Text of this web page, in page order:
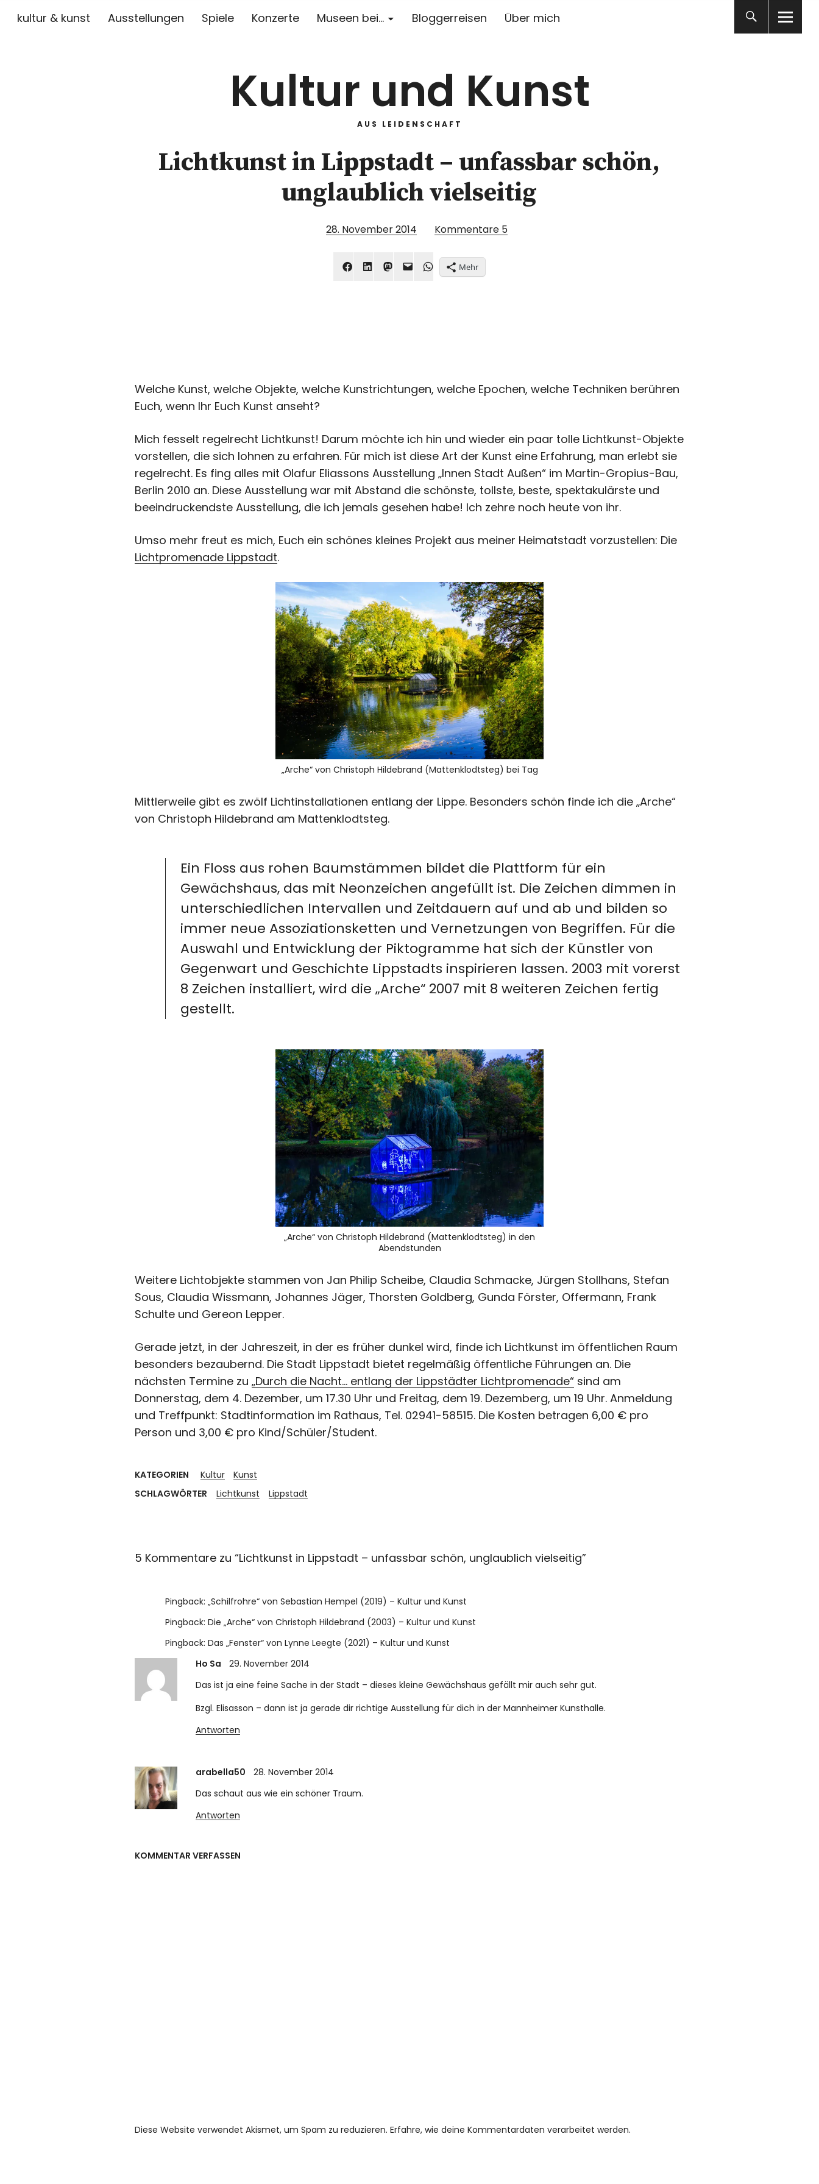
kultur & kunst Ausstellungen Spiele Konzerte Museen bei… Bloggerreisen Über mich
Kultur und Kunst
AUS LEIDENSCHAFT
Lichtkunst in Lippstadt – unfassbar schön,
unglaublich vielseitig
28. November 2014 Kommentare 5
Mehr
Welche Kunst, welche Objekte, welche Kunstrichtungen, welche Epochen, welche Techniken berühren
Euch, wenn Ihr Euch Kunst anseht?
Mich fesselt regelrecht Lichtkunst! Darum möchte ich hin und wieder ein paar tolle Lichtkunst-Objekte
vorstellen, die sich lohnen zu erfahren. Für mich ist diese Art der Kunst eine Erfahrung, man erlebt sie
regelrecht. Es fing alles mit Olafur Eliassons Ausstellung „Innen Stadt Außen“ im Martin-Gropius-Bau,
Berlin 2010 an. Diese Ausstellung war mit Abstand die schönste, tollste, beste, spektakulärste und
beeindruckendste Ausstellung, die ich jemals gesehen habe! Ich zehre noch heute von ihr.
Umso mehr freut es mich, Euch ein schönes kleines Projekt aus meiner Heimatstadt vorzustellen: Die
Lichtpromenade Lippstadt.
„Arche“ von Christoph Hildebrand (Mattenklodtsteg) bei Tag
Mittlerweile gibt es zwölf Lichtinstallationen entlang der Lippe. Besonders schön finde ich die „Arche“
von Christoph Hildebrand am Mattenklodtsteg.
Ein Floss aus rohen Baumstämmen bildet die Plattform für ein
Gewächshaus, das mit Neonzeichen angefüllt ist. Die Zeichen dimmen in
unterschiedlichen Intervallen und Zeitdauern auf und ab und bilden so
immer neue Assoziationsketten und Vernetzungen von Begriffen. Für die
Auswahl und Entwicklung der Piktogramme hat sich der Künstler von
Gegenwart und Geschichte Lippstadts inspirieren lassen. 2003 mit vorerst
8 Zeichen installiert, wird die „Arche“ 2007 mit 8 weiteren Zeichen fertig
gestellt.
„Arche“ von Christoph Hildebrand (Mattenklodtsteg) in den
Abendstunden
Weitere Lichtobjekte stammen von Jan Philip Scheibe, Claudia Schmacke, Jürgen Stollhans, Stefan
Sous, Claudia Wissmann, Johannes Jäger, Thorsten Goldberg, Gunda Förster, Offermann, Frank
Schulte und Gereon Lepper.
Gerade jetzt, in der Jahreszeit, in der es früher dunkel wird, finde ich Lichtkunst im öffentlichen Raum
besonders bezaubernd. Die Stadt Lippstadt bietet regelmäßig öffentliche Führungen an. Die
nächsten Termine zu„Durch die Nacht… entlang der Lippstädter Lichtpromenade“ sind am
Donnerstag, dem 4. Dezember, um 17.30 Uhr und Freitag, dem 19. Dezemberg, um 19 Uhr. Anmeldung
und Treffpunkt: Stadtinformation im Rathaus, Tel. 02941-58515. Die Kosten betragen 6,00 € pro
Person und 3,00 € pro Kind/Schüler/Student.
KATEGORIEN Kultur
Kunst
SCHLAGWÖRTER
Lichtkunst Lippstadt
5 Kommentare zu “Lichtkunst in Lippstadt – unfassbar schön, unglaublich vielseitig”
Pingback:„Schilfrohre“ von Sebastian Hempel (2019) – Kultur und Kunst
Pingback:Die „Arche“ von Christoph Hildebrand (2003) – Kultur und Kunst
Pingback:Das „Fenster“ von Lynne Leegte (2021) – Kultur und Kunst
Ho Sa
29. November 2014
Das ist ja eine feine Sache in der Stadt – dieses kleine Gewächshaus gefällt mir auch sehr gut.
Bzgl. Elisasson – dann ist ja gerade dir richtige Ausstellung für dich in der Mannheimer Kunsthalle.
Antworten
arabella50
28. November 2014
Das schaut aus wie ein schöner Traum.
Antworten
KOMMENTAR VERFASSEN
Diese Website verwendet Akismet, um Spam zu reduzieren.Erfahre, wie deine Kommentardaten verarbeitet werden.